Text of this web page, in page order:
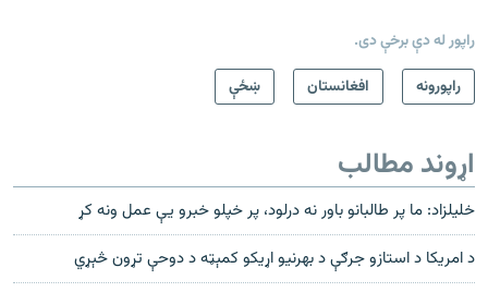
راپور له دې برخې دی.
راپورونه
افغانستان ښځې
اړوند مطالب
خلیلزاد: ما پر طالبانو باور نه درلود، پر خپلو خبرو یې عمل ونه کړ
د امریکا د استازو جرګې د بهرنیو اړیکو کمېټه د دوحې تړون څېړي